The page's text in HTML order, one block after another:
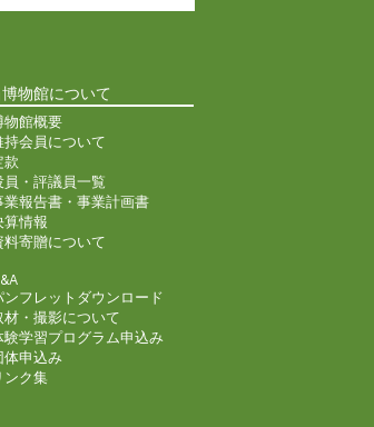
博物館について
物館概要
持会員について
款
員・評議員一覧
業報告書・事業計画書
算情報
料寄贈について
ンフレットダウンロード
材・撮影について
験学習プログラム申込み
体申込み
ンク集